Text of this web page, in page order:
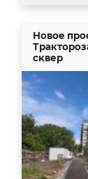
Новое
сквер